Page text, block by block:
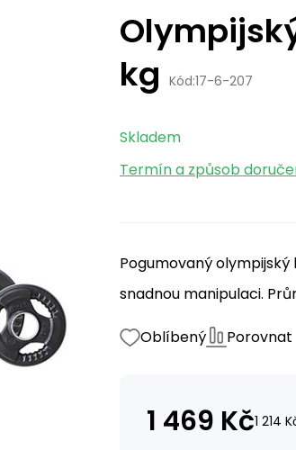
kg Kód:17-6-207
Skladem
Termín a způsob
Pogumovaný olympijský
snadnou manipulaci.
Oblíbený Porovnat
1 469 Kč1 214